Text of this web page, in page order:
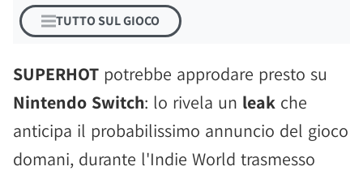
TUTTO SUL GIOCO
SUPERHOT potrebbe approdare presto su
Nintendo Switch: lo rivela un leak che
anticipa il probabilissimo annuncio del gioco
domani, durante l'Indie World trasmesso